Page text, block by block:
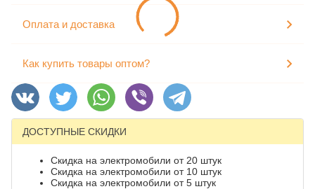
Оплата и доставка
Как купить товары оптом?
ДОСТУПНЫЕ СКИДКИ
Скидка на электромобили от 20 штук
Скидка на электромобили от 10 штук
Скидка на электромобили от 5 штук